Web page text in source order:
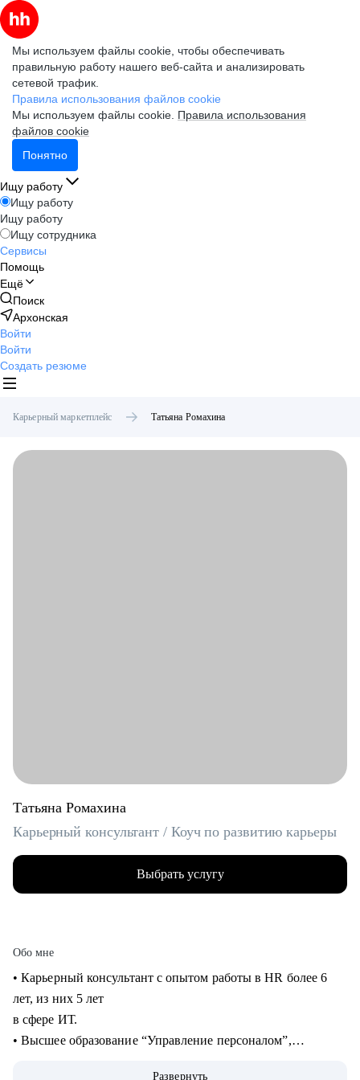
Мы используем файлы cookie, чтобы обеспечивать
правильную работу нашего веб-сайта и анализировать
сетевой трафик.
Правила использования файлов cookie
Мы используем файлы cookie. Правила использования
файлов cookie
Понятно
Ищу работу
Ищу работу
Ищу работу
Ищу сотрудника
Сервисы
Помощь
Ещё
Поиск
Архонская
Войти
Войти
Создать резюме
Карьерный маркетплейс Татьяна Ромахина
Татьяна Ромахина
Карьерный консультант / Коуч по развитию карьеры
Выбрать услугу
Обо мне
• Карьерный консультант с опытом работы в HR более 6
лет, из них 5 лет
в сфере ИТ.
• Высшее образование “Управление персоналом”,
Развернуть